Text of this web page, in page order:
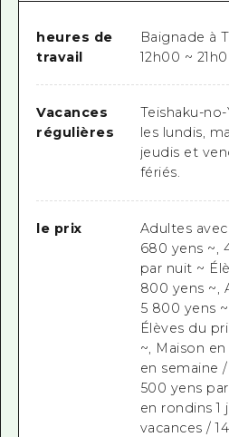
heures de
travail
Baignade à
12h00 ~
Vacances
régulières
Teishaku-
les lundis,
jeudis et
fériés.
le prix
Adultes
680 yens ~,
par nuit ~
800 yens ~,
5 800 yens
Élèves du
~, Maison
en semaine /
500 yens
en rondins 1
vacances /